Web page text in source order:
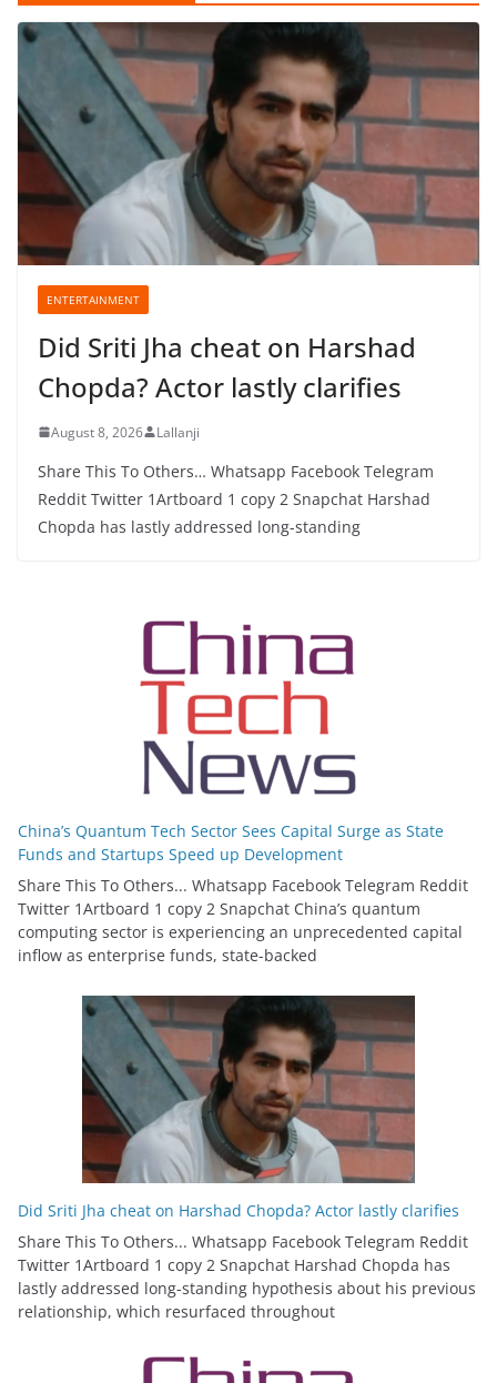
ENTERTAINMENT
Did Sriti Jha cheat on Harshad
Chopda? Actor lastly clarifies
August 8, 2026 Lallanji
Share This To Others… Whatsapp Facebook Telegram
Reddit Twitter 1Artboard 1 copy 2 Snapchat Harshad
Chopda has lastly addressed long-standing
China’s Quantum Tech Sector Sees Capital Surge as State
Funds and Startups Speed up Development
Share This To Others... Whatsapp Facebook Telegram Reddit
Twitter 1Artboard 1 copy 2 Snapchat China’s quantum
computing sector is experiencing an unprecedented capital
inflow as enterprise funds, state-backed
Did Sriti Jha cheat on Harshad Chopda? Actor lastly clarifies
Share This To Others... Whatsapp Facebook Telegram Reddit
Twitter 1Artboard 1 copy 2 Snapchat Harshad Chopda has
lastly addressed long-standing hypothesis about his previous
relationship, which resurfaced throughout